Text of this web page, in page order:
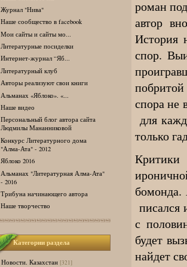
Журнал "Нива"
Наше сообщество в facebook
Мои сайты и сайты мо...
Литературные посиделки
Интернет-журнал “Яб...
Литературный клуб
Авторы реализуют свои книги
Альманах «Яблоко». «...
Наше видео
Персональный блог автора сайта
Людмилы Мананниковой
Конкурс Литературного дома
"Алма-Ата" - 2012
Яблоко 2016
Альманах "Литературная Алма-Ата"
- 2016
Трибуна начинающего автора
Наше творчество
Категории раздела
Новости. Казахстан [321]
роман
автор
История
спор.
спора не
для
только
бомонда.
писался
с
будет
найдет